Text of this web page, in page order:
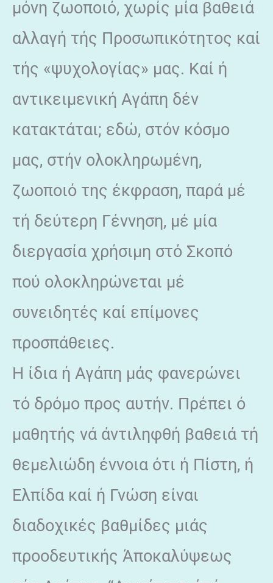
μόνη ζωοποιό, χωρίς μία βαθειά
αλλαγή τής Προσωπικότητος καί
τής «ψυχολογίας» μας. Καί ή
αντικειμενική Αγάπη δέν
κατακτάται; εδώ, στόν κόσμο
μας, στήν ολοκληρωμένη,
ζωοποιό της έκφραση, παρά μέ
τή δεύτερη Γέννηση, μέ μία
διεργασία χρήσιμη στό Σκοπό
πού ολοκληρώνεται μέ
συνειδητές καί επίμονες
προσπάθειες.
Η ίδια ή Αγάπη μάς φανερώνει
τό δρόμο προς αυτήν. Πρέπει ό
μαθητής νά άντιληφθή βαθειά τή
θεμελιώδη έννοια ότι ή Πίστη, ή
Ελπίδα καί ή Γνώση είναι
διαδοχικές βαθμίδες μιάς
προοδευτικής Άποκαλύψεως